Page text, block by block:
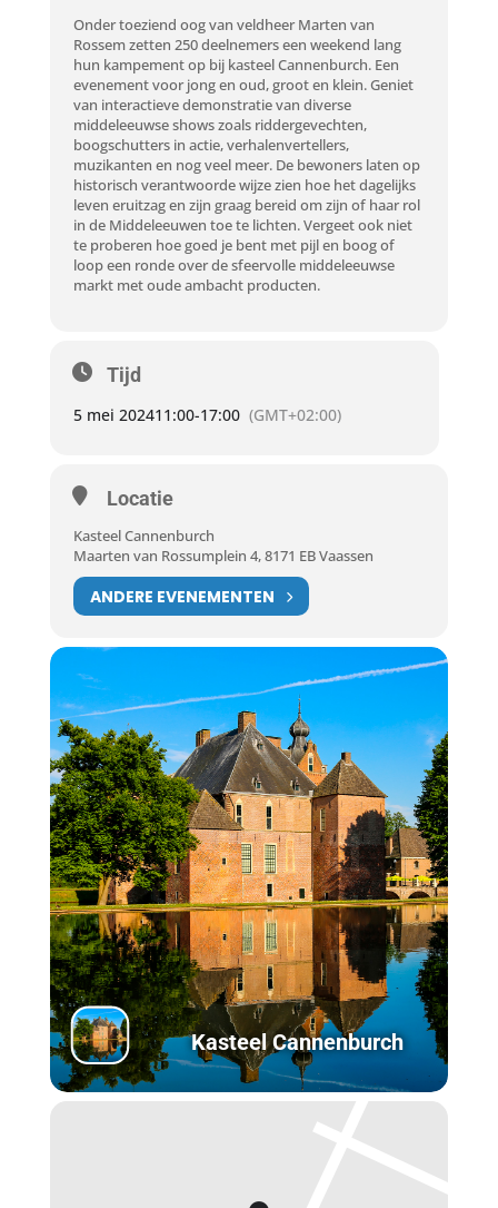
Onder toeziend oog van veldheer Marten van
Rossem zetten 250 deelnemers een weekend lang
hun kampement op bij kasteel Cannenburch. Een
evenement voor jong en oud, groot en klein. Geniet
van interactieve demonstratie van diverse
middeleeuwse shows zoals riddergevechten,
boogschutters in actie, verhalenvertellers,
muzikanten en nog veel meer. De bewoners laten op
historisch verantwoorde wijze zien hoe het dagelijks
leven eruitzag en zijn graag bereid om zijn of haar rol
in de Middeleeuwen toe te lichten. Vergeet ook niet
te proberen hoe goed je bent met pijl en boog of
loop een ronde over de sfeervolle middeleeuwse
markt met oude ambacht producten.
Tijd
5 mei 202411:00-17:00 (GMT+02:00)
Locatie
Kasteel Cannenburch
Maarten van Rossumplein 4, 8171 EB Vaassen
ANDERE EVENEMENTEN
Kasteel Cannenburch